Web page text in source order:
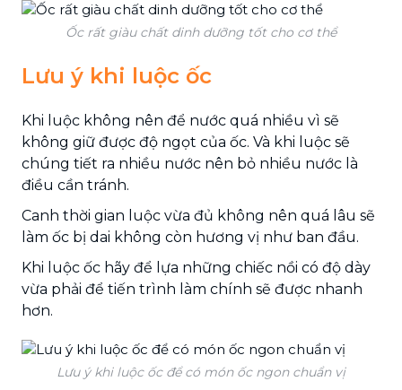
Ốc rất giàu chất dinh dưỡng tốt cho cơ thể
Lưu ý khi luộc ốc
Khi luộc không nên để nước quá nhiều vì sẽ
không giữ được độ ngọt của ốc. Và khi luộc sẽ
chúng tiết ra nhiều nước nên bỏ nhiều nước là
điều cần tránh.
Canh thời gian luộc vừa đủ không nên quá lâu sẽ
làm ốc bị dai không còn hương vị như ban đầu.
Khi luộc ốc hãy để lựa những chiếc nồi có độ dày
vừa phải để tiến trình làm chính sẽ được nhanh
hơn.
Lưu ý khi luộc ốc để có món ốc ngon chuẩn vị